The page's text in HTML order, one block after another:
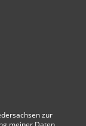
zur
meiner Daten